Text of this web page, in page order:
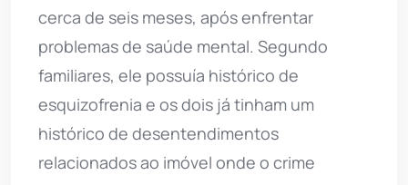
cerca de seis meses, após enfrentar
problemas de saúde mental. Segundo
familiares, ele possuía histórico de
esquizofrenia e os dois já tinham um
histórico de desentendimentos
relacionados ao imóvel onde o crime